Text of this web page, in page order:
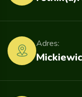
Adres: